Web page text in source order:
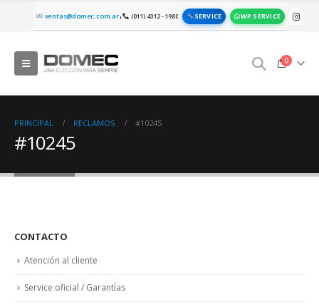
ventas@domec.com.ar| (011) 4312 - 1980 SERVICE WP SERVICE
0
PRINCIPAL RECLAMOS #10245
#10245
CONTACTO
Atención al cliente
Service oficial / Garantías